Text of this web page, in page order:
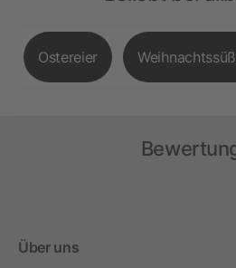
Ostereier
Über uns